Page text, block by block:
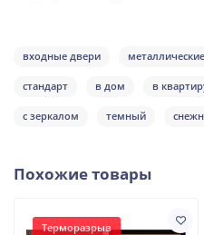
входные двери
стандарт в дом в
с зеркалом темный
Похожие товары
Терморазрыв